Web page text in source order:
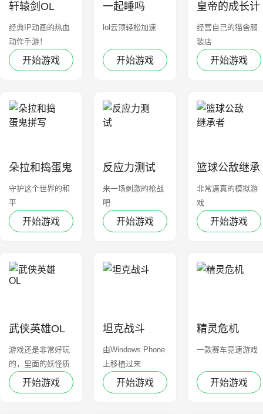
轩辕剑OL
经典IP动画的热血
动作手游！
开始游戏
一起睡吗
lol云顶轻松加速
开始游戏
皇帝的成长计
划
经营自己的猫舍服
装‪店‬
开始游戏
朵拉和捣蛋鬼
拼写
守护这个世界的和
平
开始游戏
反应力测试
来一场刺激的枪战
吧
开始游戏
篮球公敌继承
者
非常逼真的模拟游
戏
开始游戏
武侠英雄OL
游戏还是非常好玩
的，里面的妖怪质
量也不错
开始游戏
坦克战斗
由Windows Phone
上移植过来
开始游戏
精灵危机
一款赛车竞速游戏
开始游戏